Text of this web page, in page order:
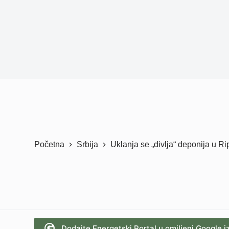
Početna Srbija Uklanja se „divlja“ deponija u